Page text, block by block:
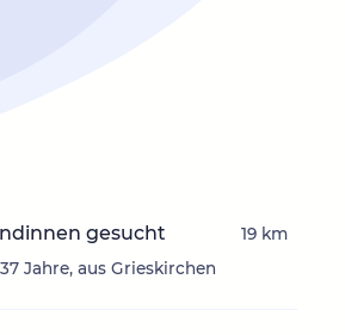
gesucht
Jahre, aus Grieskirchen
19 km